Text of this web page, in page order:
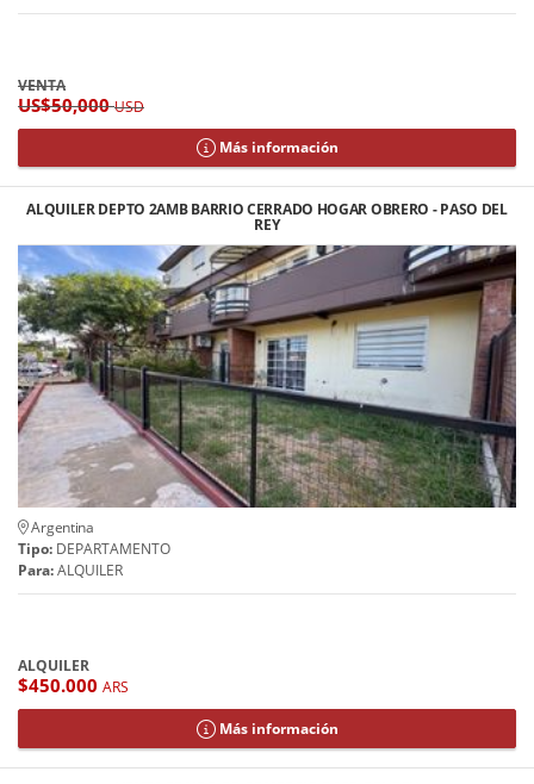
VENTA
US$50,000USD
Más información
ALQUILER DEPTO 2AMB BARRIO CERRADO HOGAR OBRERO - PASO DEL
REY
Argentina
Tipo: DEPARTAMENTO
Para:ALQUILER
ALQUILER
$450.000 ARS
Más información